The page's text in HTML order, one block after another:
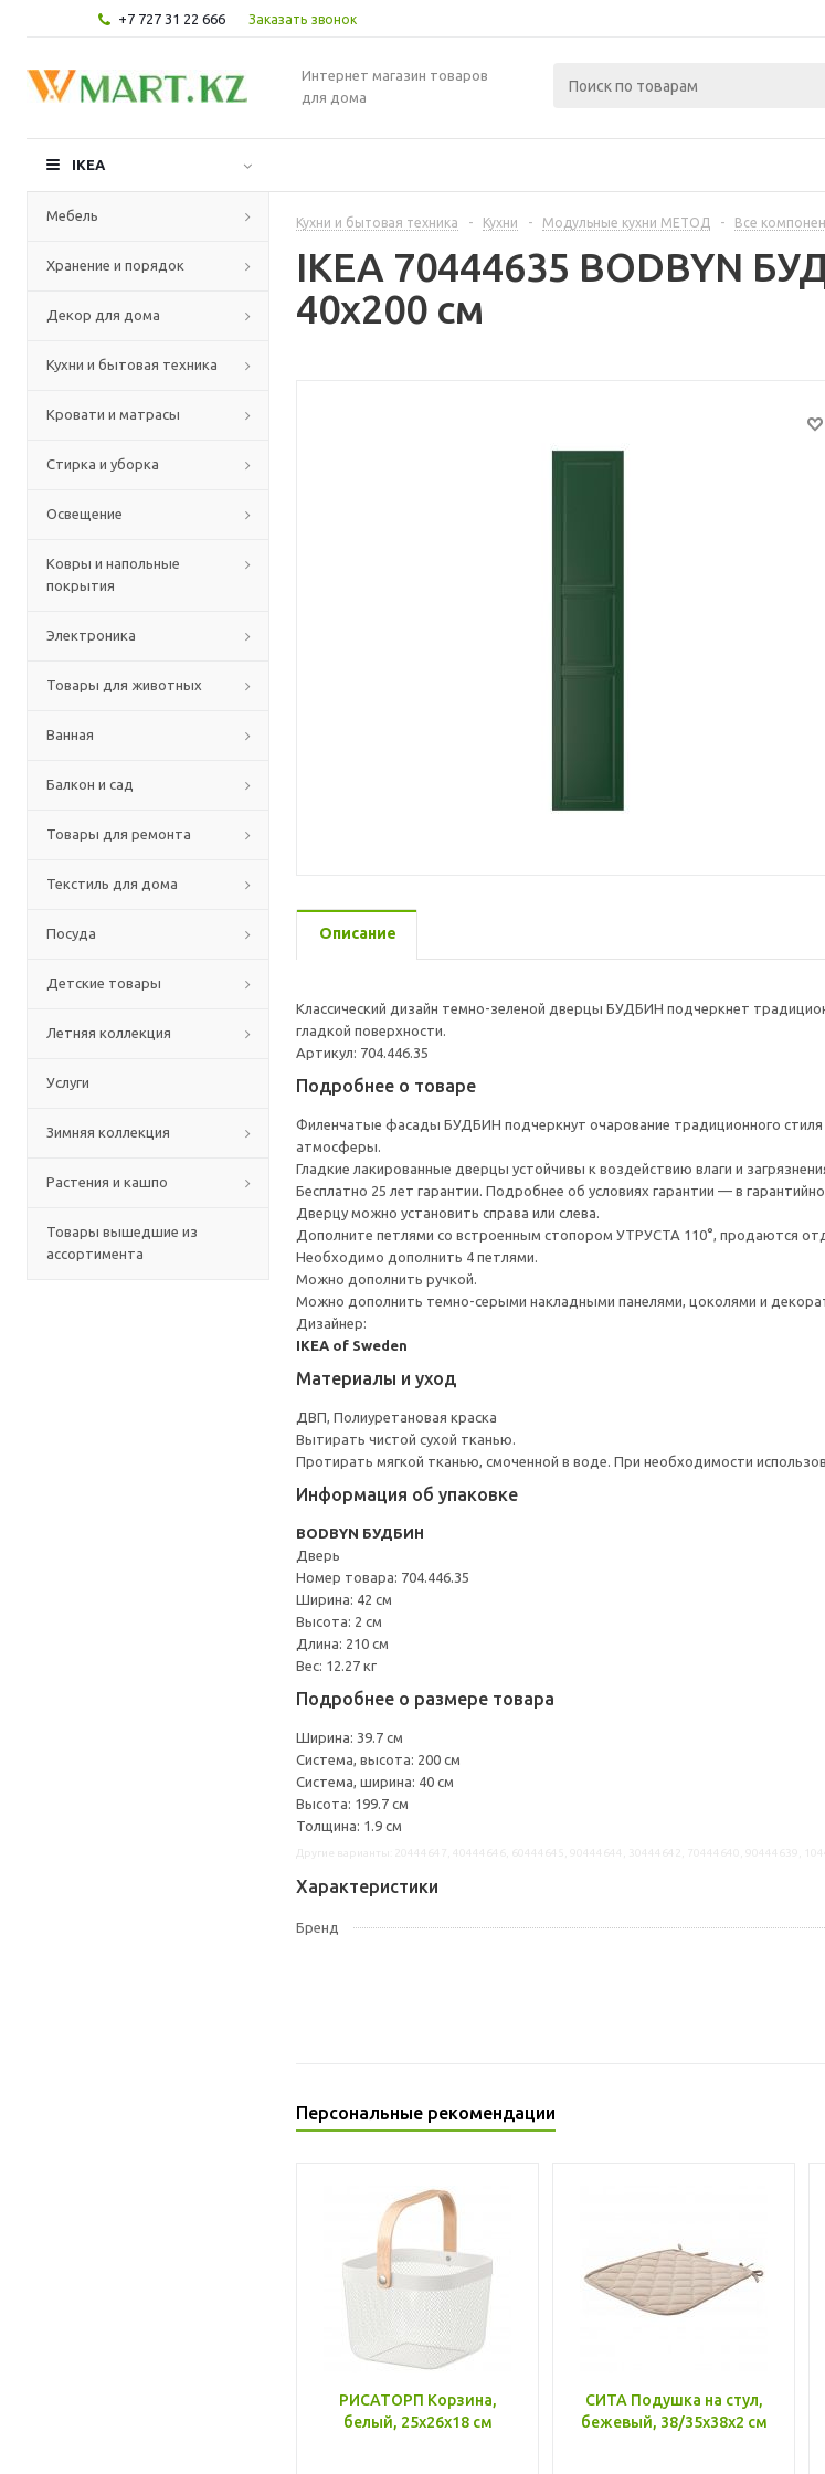
+7 727 31 22 666 Заказать звонок
Интернет магазин товаров
для дома
IKEA
Мебель
Хранение и порядок
Декор для дома
Кухни и бытовая техника
Кровати и матрасы
Стирка и уборка
Освещение
Ковры и напольные
покрытия
Электроника
Товары для животных
Ванная
Балкон и сад
Товары для ремонта
Текстиль для дома
Посуда
Детские товары
Летняя коллекция
Услуги
Зимняя коллекция
Растения и кашпо
Товары вышедшие из
ассортимента
Кухни и бытовая техника - Кухни - Модульные кухни МЕТОД - Все
IKEA 70444635 BODBYN
40x200 см
Описание
Классический дизайн темно-зеленой дверцы БУДБИН подчеркнет
гладкой поверхности.
Артикул: 704.446.35
Подробнее о товаре
Филенчатые фасады БУДБИН подчеркнут очарование традиционного
атмосферы.
Гладкие лакированные дверцы устойчивы к воздействию влаги и
Бесплатно 25 лет гарантии. Подробнее об условиях гарантии — в
Дверцу можно установить справа или слева.
Дополните петлями со встроенным стопором УТРУСТА 110°, продаются
Необходимо дополнить 4 петлями.
Можно дополнить ручкой.
Можно дополнить темно-серыми накладными панелями, цоколями и
Дизайнер:
IKEA of Sweden
Материалы и уход
ДВП, Полиуретановая краска
Вытирать чистой сухой тканью.
Протирать мягкой тканью, смоченной в воде. При необходимости
Информация об упаковке
BODBYN БУДБИН
Дверь
Номер товара: 704.446.35
Ширина: 42 см
Высота: 2 см
Длина: 210 см
Вес: 12.27 кг
Подробнее о размере товара
Ширина: 39.7 см
Система, высота: 200 см
Система, ширина: 40 см
Высота: 199.7 см
Толщина: 1.9 см
Характеристики
Бренд
Персональные рекомендации
РИСАТОРП Корзина,
белый, 25x26x18 см
СИТА Подушка на стул,
бежевый, 38/35x38x2 см